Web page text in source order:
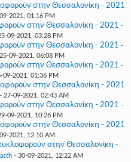
στην Θεσσαλονίκη - 2021
2021, 01:16 PM
στην Θεσσαλονίκη - 2021 -
09-2021, 03:28 PM
στην Θεσσαλονίκη - 2021 -
09-2021, 06:08 PM
στην Θεσσαλονίκη - 2021 -
2021, 01:36 PM
στην Θεσσαλονίκη - 2021
27-09-2021, 02:43 AM
στην Θεσσαλονίκη - 2021 -
09-2021, 10:26 PM
στην Θεσσαλονίκη - 2021
2021, 12:10 AM
στην Θεσσαλονίκη -
- 30-09-2021, 12:22 AM